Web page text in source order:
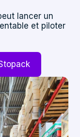
lancer un
et piloter